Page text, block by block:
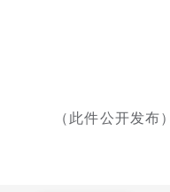
（此件公开发布）